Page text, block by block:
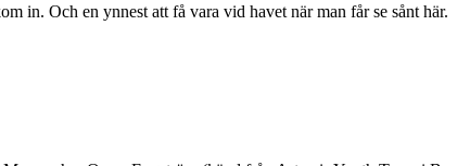
in. Och en ynnest att få vara vid havet när man får se sånt här.